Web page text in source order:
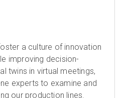
a culture of innovation
improving decision-
twins in virtual meetings,
experts to examine and
our production lines.